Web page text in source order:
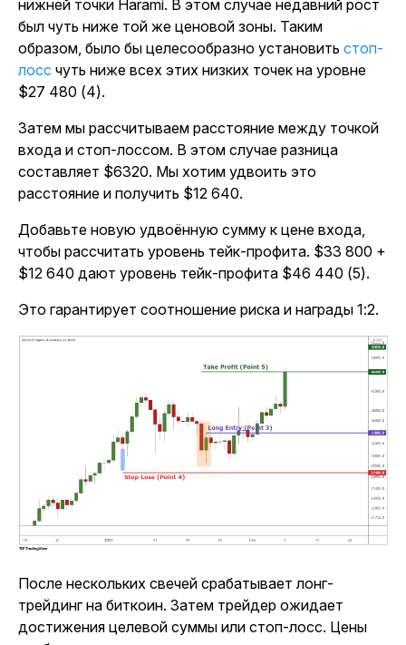
нижней точки Harami. В этом случае недавний рост
был чуть ниже той же ценовой зоны. Таким
образом, было бы целесообразно установить стоп-
лосс чуть ниже всех этих низких точек на уровне
$27 480 (4).
Затем мы рассчитываем расстояние между точкой
входа и стоп-лоссом. В этом случае разница
составляет $6320. Мы хотим удвоить это
расстояние и получить $12 640.
Добавьте новую удвоённую сумму к цене входа,
чтобы рассчитать уровень тейк-профита. $33 800 +
$12 640 дают уровень тейк-профита $46 440 (5).
Это гарантирует соотношение риска и награды 1:2.
После нескольких свечей срабатывает лонг-
трейдинг на биткоин. Затем трейдер ожидает
достижения целевой суммы или стоп-лосс. Цены